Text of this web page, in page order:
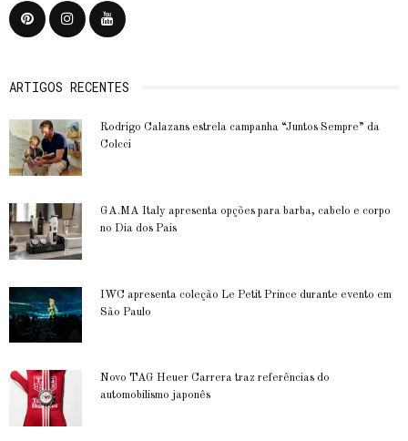
ARTIGOS RECENTES
Rodrigo Calazans estrela campanha “Juntos Sempre” da
Colcci
GA.MA Italy apresenta opções para barba, cabelo e corpo
no Dia dos Pais
IWC apresenta coleção Le Petit Prince durante evento em
São Paulo
Novo TAG Heuer Carrera traz referências do
automobilismo japonês